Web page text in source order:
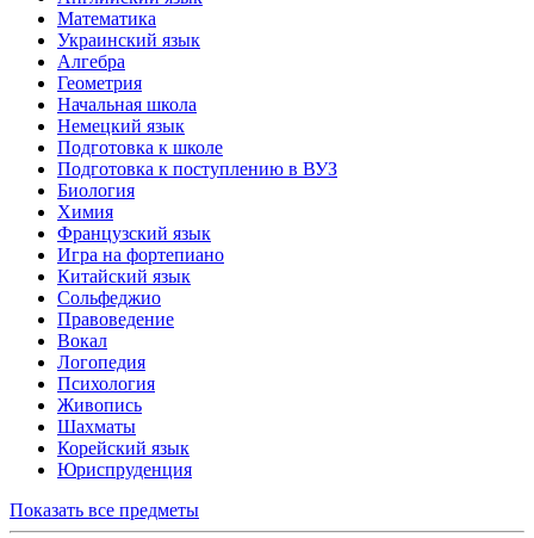
Математика
Украинский язык
Алгебра
Геометрия
Начальная школа
Немецкий язык
Подготовка к школе
Подготовка к поступлению в ВУЗ
Биология
Химия
Французский язык
Игра на фортепиано
Китайский язык
Сольфеджио
Правоведение
Вокал
Логопедия
Психология
Живопись
Шахматы
Корейский язык
Юриспруденция
Показать все предметы